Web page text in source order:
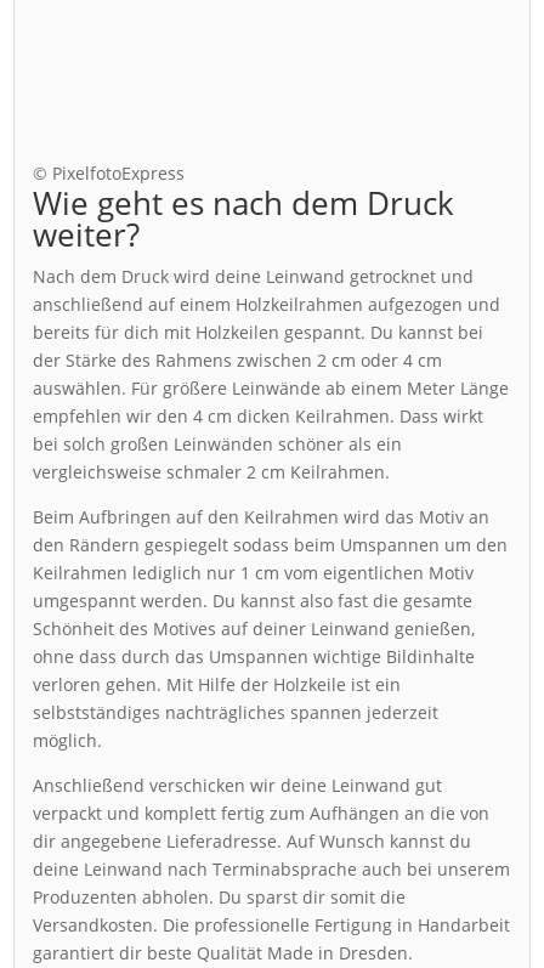
© PixelfotoExpress
Wie geht es nach dem Druck
weiter?
Nach dem Druck wird deine Leinwand getrocknet und
anschließend auf einem Holzkeilrahmen aufgezogen und
bereits für dich mit Holzkeilen gespannt. Du kannst bei
der Stärke des Rahmens zwischen 2 cm oder 4 cm
auswählen. Für größere Leinwände ab einem Meter Länge
empfehlen wir den 4 cm dicken Keilrahmen. Dass wirkt
bei solch großen Leinwänden schöner als ein
vergleichsweise schmaler 2 cm Keilrahmen.
Beim Aufbringen auf den Keilrahmen wird das Motiv an
den Rändern gespiegelt sodass beim Umspannen um den
Keilrahmen lediglich nur 1 cm vom eigentlichen Motiv
umgespannt werden. Du kannst also fast die gesamte
Schönheit des Motives auf deiner Leinwand genießen,
ohne dass durch das Umspannen wichtige Bildinhalte
verloren gehen. Mit Hilfe der Holzkeile ist ein
selbstständiges nachträgliches spannen jederzeit
möglich.
Anschließend verschicken wir deine Leinwand gut
verpackt und komplett fertig zum Aufhängen an die von
dir angegebene Lieferadresse. Auf Wunsch kannst du
deine Leinwand nach Terminabsprache auch bei unserem
Produzenten abholen. Du sparst dir somit die
Versandkosten. Die professionelle Fertigung in Handarbeit
garantiert dir beste Qualität Made in Dresden.